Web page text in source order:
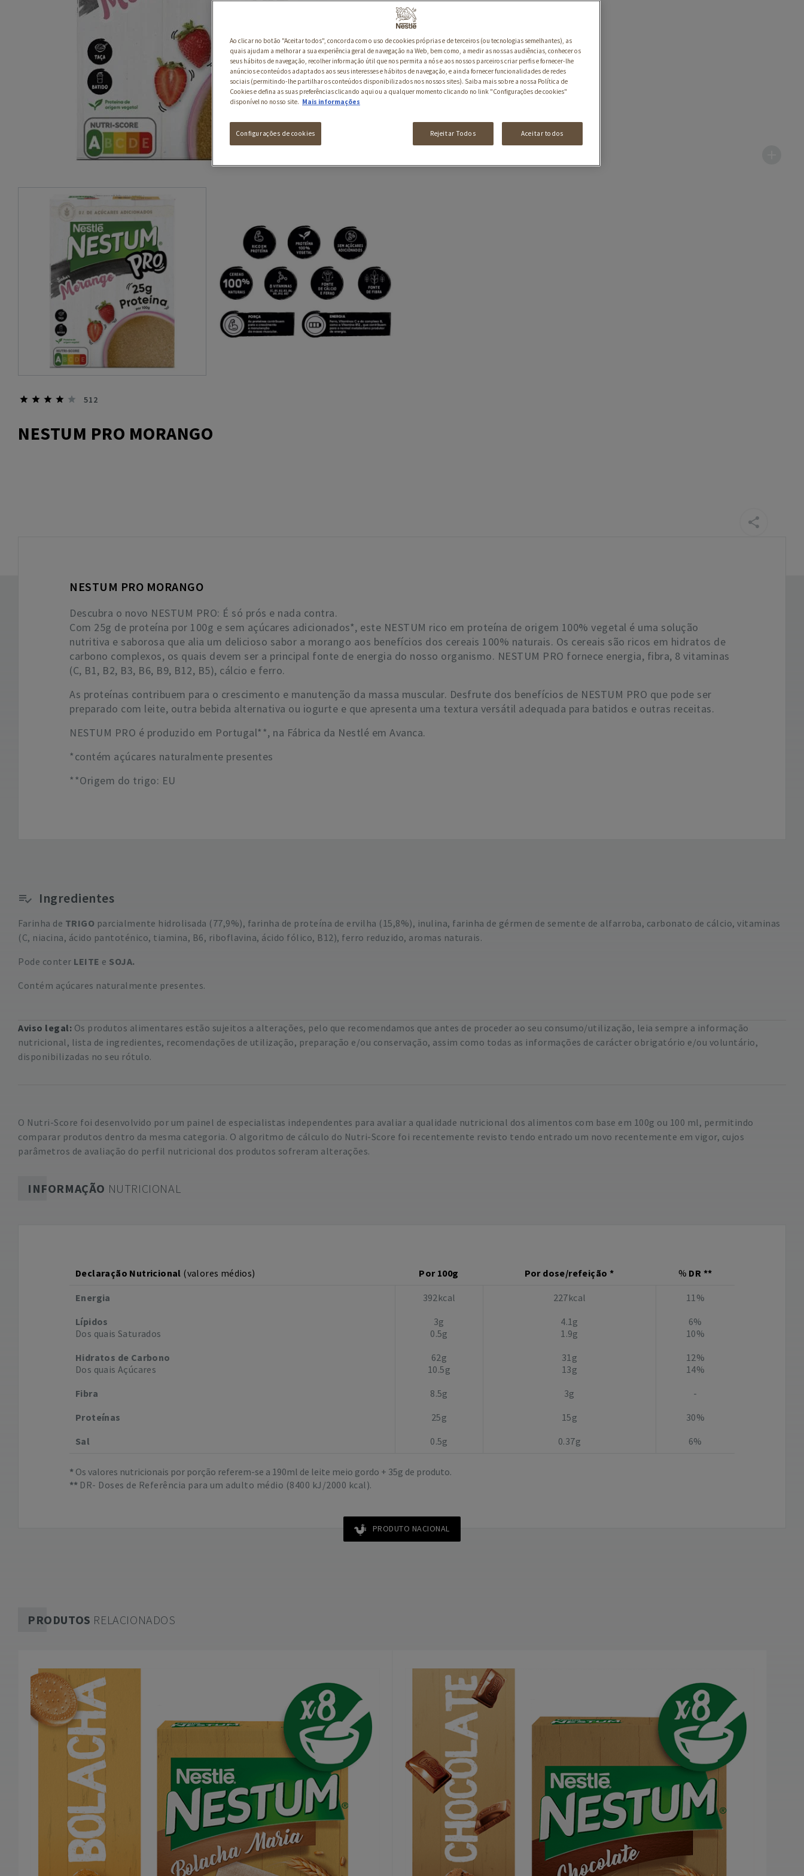
512
NESTUM PRO MORANGO
NESTUM PRO MORANGO
Descubra o novo NESTUM PRO: É só prós e nada contra.
Com 25g de proteína por 100g e sem açúcares adicionados*, este NESTUM rico em proteína de origem 100% vegetal é uma solução
nutritiva e saborosa que alia um delicioso sabor a morango aos benefícios dos cereais 100% naturais. Os cereais são ricos em hidratos de
carbono complexos, os quais devem ser a principal fonte de energia do nosso organismo. NESTUM PRO fornece energia, fibra, 8 vitaminas
(C, B1, B2, B3, B6, B9, B12, B5), cálcio e ferro.
As proteínas contribuem para o crescimento e manutenção da massa muscular. Desfrute dos benefícios de NESTUM PRO que pode ser
preparado com leite, outra bebida alternativa ou iogurte e que apresenta uma textura versátil adequada para batidos e outras receitas.
NESTUM PRO é produzido em Portugal**, na Fábrica da Nestlé em Avanca.
*contém açúcares naturalmente presentes
**Origem do trigo: EU
Ingredientes
Farinha de TRIGO parcialmente hidrolisada (77,9%), farinha de proteína de ervilha (15,8%), inulina, farinha de gérmen de semente de alfarroba, carbonato de cálcio, vitaminas
(C, niacina, ácido pantoténico, tiamina, B6, riboflavina, ácido fólico, B12), ferro reduzido, aromas naturais.
Pode conter LEITE e SOJA.
Contém açúcares naturalmente presentes.
Aviso legal: Os produtos alimentares estão sujeitos a alterações, pelo que recomendamos que antes de proceder ao seu consumo/utilização, leia sempre a informação
nutricional, lista de ingredientes, recomendações de utilização, preparação e/ou conservação, assim como todas as informações de carácter obrigatório e/ou voluntário,
disponibilizadas no seu rótulo.
O Nutri-Score foi desenvolvido por um painel de especialistas independentes para avaliar a qualidade nutricional dos alimentos com base em 100g ou 100 ml, permitindo
comparar produtos dentro da mesma categoria. O algoritmo de cálculo do Nutri-Score foi recentemente revisto tendo entrado um novo recentemente em vigor, cujos
parâmetros de avaliação do perfil nutricional dos produtos sofreram alterações.
INFORMAÇÃO NUTRICIONAL
Declaração Nutricional (valores médios) Por 100g Por dose/refeição * % DR **
Energia 392kcal 227kcal
11%
Lípidos
Dos quais Saturados
3g
0.5g
4.1g
1.9g
6%
10%
Hidratos de Carbono
Dos quais Açúcares
62g
10.5g
31g
13g
12%
14%
Fibra
8.5g 3g
-
Proteínas
25g 15g
30%
Sal
0.5g 0.37g 6%
Os valores nutricionais por porção referem-se a 190ml de leite meio gordo + 35g de produto.
DR- Doses de Referência para um adulto médio (8400 kJ/2000 kcal).
PRODUTO NACIONAL
PRODUTOS RELACIONADOS
Ao clicar no botão "Aceitar todos", concorda com o uso de cookies próprias e de terceiros (ou tecnologias semelhantes), as
quais ajudam a melhorar a sua experiência geral de navegação na Web, bem como, a medir as nossas audiências, conhecer os
seus hábitos de navegação, recolher informação útil que nos permita a nós e aos nossos parceiros criar perfis e fornecer-lhe
anúncios e conteúdos adaptados aos seus interesses e hábitos de navegação, e ainda fornecer funcionalidades de redes
sociais (permitindo-lhe partilhar os conteúdos disponibilizados nos nossos sites). Saiba mais sobre a nossa Política de
Cookies e defina as suas preferências clicando aqui ou a qualquer momento clicando no link "Configurações de cookies"
disponível no nosso site. Mais informações
Rejeitar Todos Aceitar todos
Configurações de cookies